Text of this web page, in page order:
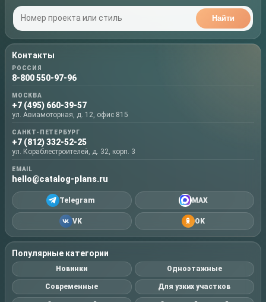
Найти
Контакты
РОССИЯ
8-800 550-97-96
МОСКВА
+7 (495) 660-39-57
ул. Авиамоторная, д. 12, офис 815
САНКТ-ПЕТЕРБУРГ
+7 (812) 332-52-25
ул. Кораблестроителей, д. 32, корп. 3
EMAIL
hello@catalog-plans.ru
Telegram MAX
VK OK
Популярные категории
Новинки Одноэтажные
Современные Для узких участков